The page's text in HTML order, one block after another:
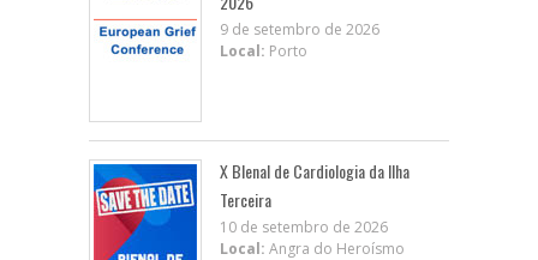
9 de setembro de 2026
Local: Porto
X BIenal de Cardiologia da Ilha
Terceira
10 de setembro de 2026
Local: Angra do Heroísmo